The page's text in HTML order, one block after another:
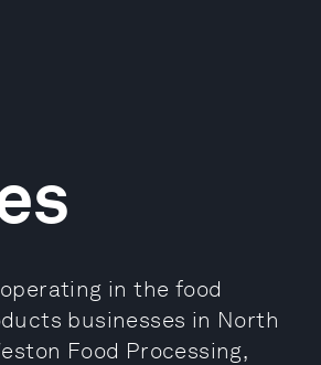
in the food
businesses in North
Food Processing,